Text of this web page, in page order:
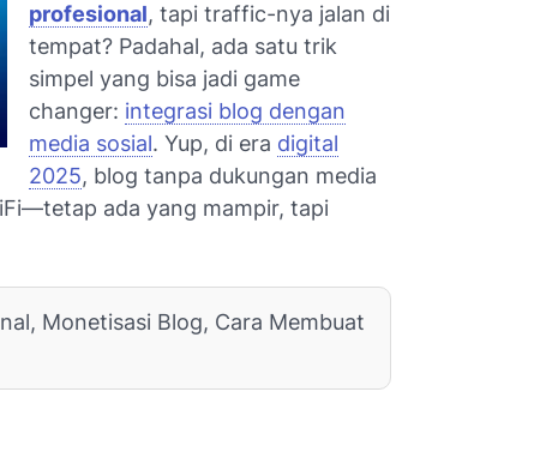
profesional, tapi traffic-nya jalan di
tempat? Padahal, ada satu trik
simpel yang bisa jadi game
changer: integrasi blog dengan
media sosial. Yup, di era digital
2025, blog tanpa dukungan media
ada yang mampir, tapi
Monetisasi Blog, Cara Membuat